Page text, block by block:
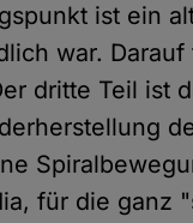
ist ein
war.
dritte Teil ist
für die ganz